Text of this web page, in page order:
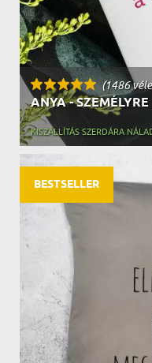
(1486
ANYA -
KISZÁLLÍTÁS SZERDÁRA
BESTSELLER